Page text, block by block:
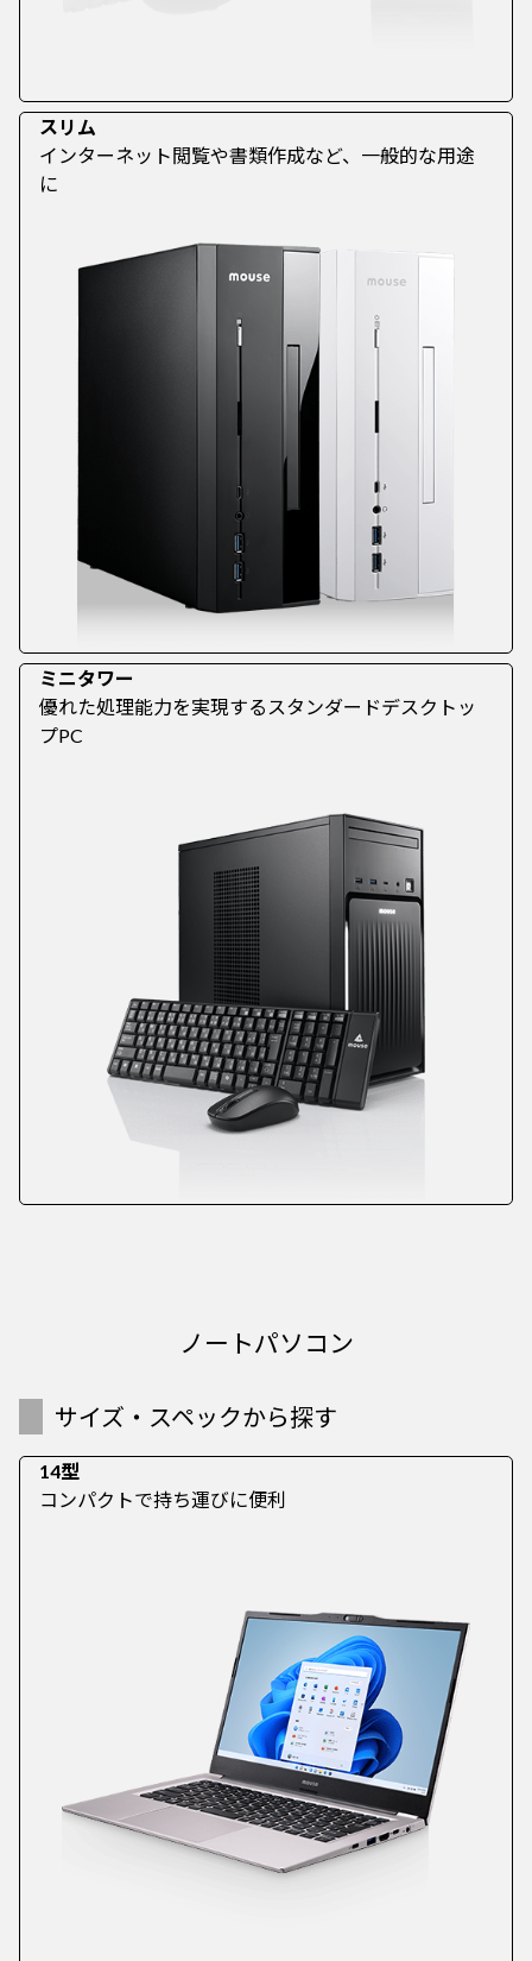
スリム
インターネット閲覧や書類作成など、一般的な用途
に
ミニタワー
優れた処理能力を実現するスタンダードデスクトッ
プPC
ノートパソコン
サイズ・スペックから探す
14型
コンパクトで持ち運びに便利